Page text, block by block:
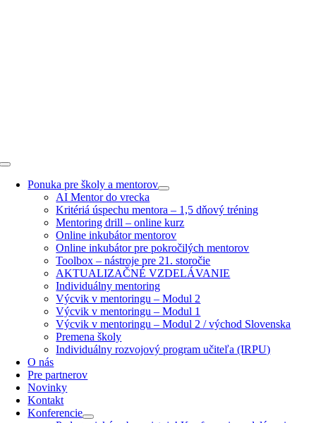
Toggle
NavigationPonuka pre školy a mentorov
AI Mentor do vrecka
Kritériá úspechu mentora – 1,5 dňový tréning
Mentoring drill – online kurz
Online inkubátor mentorov
Online inkubátor pre pokročilých mentorov
Toolbox – nástroje pre 21. storočie
AKTUALIZAČNÉ VZDELÁVANIE
Individuálny mentoring
Výcvik v mentoringu – Modul 2
Výcvik v mentoringu – Modul 1
Výcvik v mentoringu – Modul 2 / východ Slovenska
Premena školy
Individuálny rozvojový program učiteľa (IRPU)
O nás
Pre partnerov
Novinky
Kontakt
Konferencie